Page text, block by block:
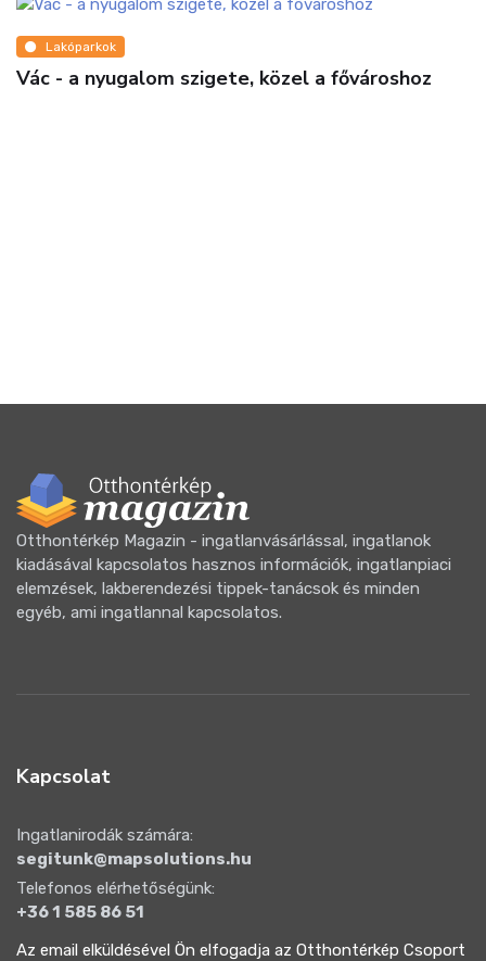
Otthontérkép Magazin - ingatlanvásárlással, ingatlanok
kiadásával kapcsolatos hasznos információk, ingatlanpiaci
elemzések, lakberendezési tippek-tanácsok és minden
egyéb, ami ingatlannal kapcsolatos.
Kapcsolat
Ingatlanirodák számára:
segitunk@mapsolutions.hu
Telefonos elérhetőségünk:
+36 1 585 86 51
Az email elküldésével Ön elfogadja az Otthontérkép Csoport